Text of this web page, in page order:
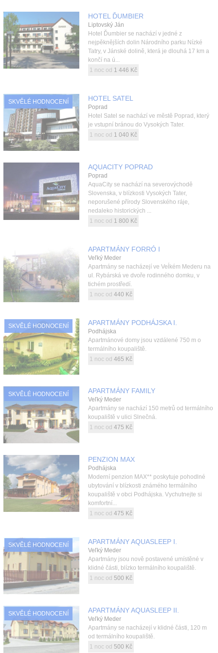
HOTEL ĎUMBIER
Liptovský Ján
Hotel Ďumbier se nachází v jedné z
nejpěknějších dolin Národního parku Nízké
Tatry, v Jánské dolině, která je dlouhá 17 km a
končí na ú...
1 noc od 1 446 Kč
SKVĚLÉ HODNOCENÍ HOTEL SATEL
Poprad
Hotel Satel se nachází ve městě Poprad, který
je vstupní bránou do Vysokých Tater.
1 noc od 1 040 Kč
AQUACITY POPRAD
Poprad
AquaCity se nachází na severovýchodě
Slovenska, v blízkosti Vysokých Tater,
neporušené přírody Slovenského ráje,
nedaleko historických ...
1 noc od 1 800 Kč
APARTMÁNY FORRÓ I
Veľký Meder
Apartmány se nacházejí ve Veĺkém Mederu na
ul. Rybárská ve dvoře rodinného domku, v
tichém prostředí.
1 noc od 440 Kč
SKVĚLÉ HODNOCENÍ APARTMÁNY PODHÁJSKA I.
Podhájska
Apartmánové domy jsou vzdálené 750 m o
termálního koupaliště.
1 noc od 465 Kč
SKVĚLÉ HODNOCENÍ APARTMÁNY FAMILY
Veľký Meder
Apartmány se nachází 150 metrů od termálního
koupaliště v ulici Slnečná.
1 noc od 475 Kč
PENZION MAX
Podhájska
Moderní penzion MAX** poskytuje pohodlné
ubytování v blízkosti známého termálního
koupaliště v obci Podhájska. Vychutnejte si
komfortní...
1 noc od 475 Kč
SKVĚLÉ HODNOCENÍ APARTMÁNY AQUASLEEP I.
Veľký Meder
Apartmány jsou nově postavené umístěné v
klidné části, blízko termálního koupaliště.
1 noc od 500 Kč
SKVĚLÉ HODNOCENÍ APARTMÁNY AQUASLEEP II.
Veľký Meder
Apartmány se nacházejí v klidné části, 120 m
od termálního koupaliště.
1 noc od 500 Kč